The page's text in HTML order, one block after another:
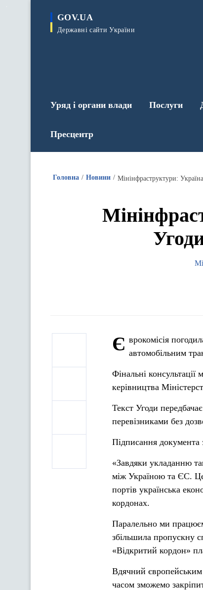
GOV.UA
Державні сайти України
Уряд і органи влади Послуги
Пресцентр
Головна Новини Мінінфраструктури:
Є врокомісія
автомобільним
Фінальні консультації
керівництва
Текст Угоди
перевізниками без
Підписання документа
«Завдяки укладанню
між Україною та ЄС.
портів українська
кордонах.
Паралельно ми
збільшила пропускну
«Відкритий кордон»
Вдячний
часом зможемо